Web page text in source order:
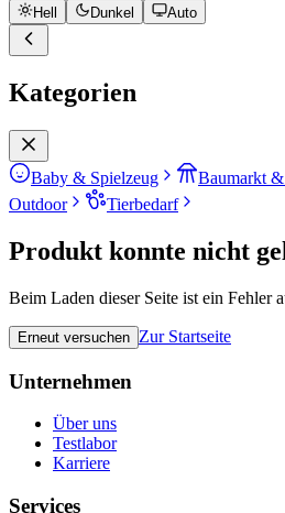
Hell Dunkel Auto
Kategorien
Baby & Spielzeug Baumarkt
Outdoor
Tierbedarf
Produkt konnte nicht
Beim Laden dieser Seite ist ein Fehler
Erneut versuchen Zur Startseite
Unternehmen
Über uns
Testlabor
Karriere
Services